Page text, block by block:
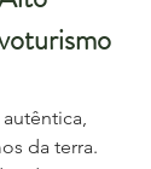
da terra.